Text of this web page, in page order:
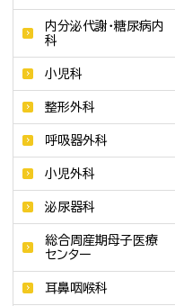
内分泌代謝・糖尿病内
科
小児科
整形外科
呼吸器外科
小児外科
泌尿器科
総合周産期母子医療
センター
耳鼻咽喉科